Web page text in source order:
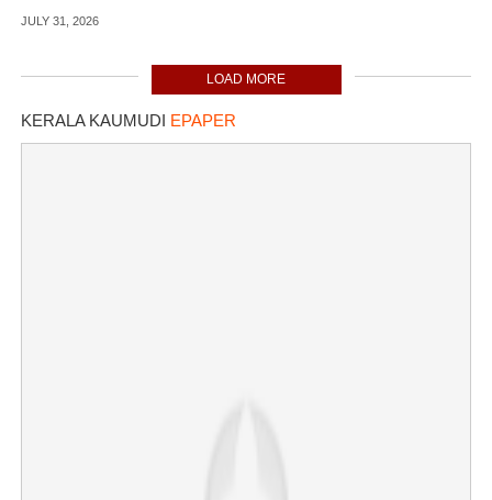
JULY 31, 2026
LOAD MORE
KERALA KAUMUDI EPAPER